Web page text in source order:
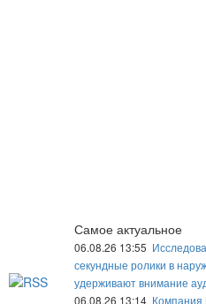
Самое актуальное
06.08.26 13:55
секундные ролики в
удерживают внимание
06.08.26 13:14 Компания